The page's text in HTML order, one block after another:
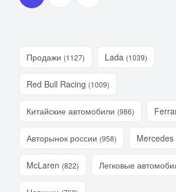
Продажи (1127) Lada (1039)
Red Bull Racing (1009)
Китайские автомобили (986)
Авторынок россии (958) Mercedes
McLaren (822) Легковые